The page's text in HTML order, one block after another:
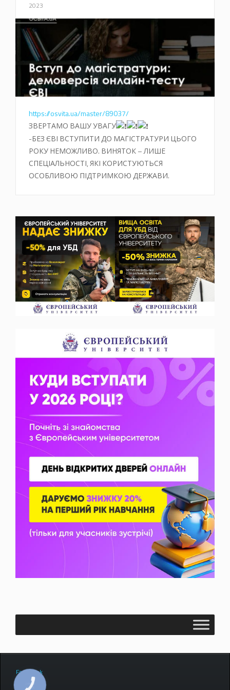
2023
https://osvita.ua/master/89037/
ЗВЕРТАМО ВАШУ УВАГУ
-БЕЗ ЄВІ ВСТУПИТИ ДО МАГІСТРАТУРИ ЦЬОГО
РОКУ НЕМОЖЛИВО. ВИНЯТОК – ЛИШЕ
СПЕЦІАЛЬНОСТІ, ЯКІ КОРИСТУЮТЬСЯ
ОСОБЛИВОЮ ПІДТРИМКОЮ ДЕРЖАВИ.
Facebook
TikTok
КНОПКА
ЗВ'ЯЗКУ